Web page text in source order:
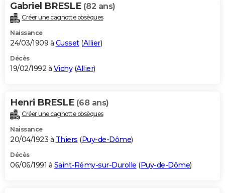
Gabriel BRESLE (82 ans)
Créer une cagnotte obsèques
Naissance
24/03/1909 à Cusset(Allier)
Décès
19/02/1992 à Vichy(Allier)
Henri BRESLE (68 ans)
Créer une cagnotte obsèques
Naissance
20/04/1923 à Thiers (Puy-de-Dôme)
Décès
06/06/1991 à Saint-Rémy-sur-Durolle (Puy-de-Dôme)